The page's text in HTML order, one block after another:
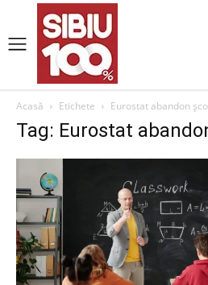
Acasă Etichete Eurostat abandon
Tag: Eurostat